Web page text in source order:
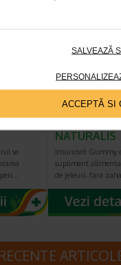
SALVEAZĂ
ACCEPTĂ SI
se
Imunovit
NATURALIS
Imunovit Gummy
supliment
de jeleuri, fara